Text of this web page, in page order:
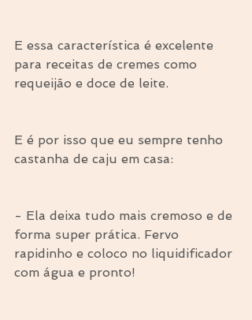
E essa característica é excelente
para receitas de cremes como
requeijão e doce de leite.
E é por isso que eu sempre tenho
castanha de caju em casa:
- Ela deixa tudo mais cremoso e de
forma super prática. Fervo
rapidinho e coloco no liquidificador
com água e pronto!